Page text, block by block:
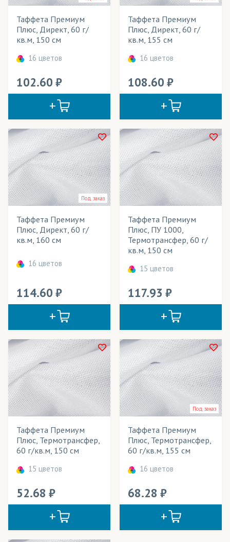
Jasper Paper(бумага)
Kaspar papir(бумага)
Mimaki(чернила)
Sensient(чернила)
Textelle(бумага)
Адверта(ткани)
Акваспан(ткани)
Амфибия(трикотаж)
Арена(трикотаж)
Арт Канва(ткани)
Атлас(ткани)
Бархат(трикотаж)
Баскетбольная сетка
(трикотаж)
Бифлекс
БлекАут/Блэкаут(ткани)
Блузка (ткань)
Бэклайт(ткани)
Велсофт(трикотаж)
Велюр(ткани)
Вуаль (ткани)
Габардин(ткани)
ГрейБэк(ткани)
Даймонд(трикотаж)
Деко Лайтбокс
Декотекс(ткани)
Дешайн(ткани)
Розничная цена
Ширина рулона
от 55 руб. до 70 руб.
Технология печати
Применение в изделиях
Тип товара
Таффета
Cостав ткани
Цвет
Часто ищут
таффета pu
Подкладка таффета
тент таффета
Таффета для сублимации
Таффета белая
Таффета флаг
Таффета 190
Таффета Премиум
Плюс, Директ, 60 г/
кв.м, 150 см
16 цветов
102.60
Таффета Премиум
Плюс, Директ, 60 г/
кв.м, 155 см
16 цветов
108.60
Под заказ
Таффета Премиум
Плюс, Директ, 60 г/
кв.м, 160 см
16 цветов
114.60
Таффета Премиум
Плюс, ПУ 1000,
Термотрансфер, 60 г/
кв.м, 150 см
15 цветов
117.93
Таффета Премиум
Плюс, Термотрансфер,
60 г/кв.м, 150 см
15 цветов
52.68
Под заказ
Таффета Премиум
Плюс, Термотрансфер,
60 г/кв.м, 155 см
16 цветов
68.28